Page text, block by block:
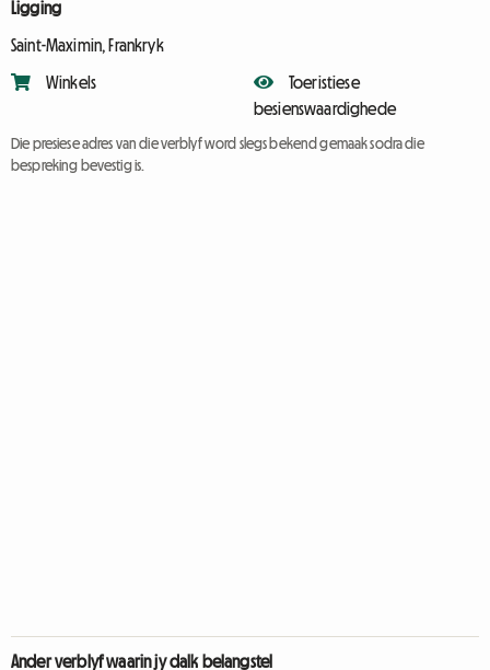
Ligging
Saint-Maximin, Frankryk
Winkels
Toeristiese
besienswaardighede
Die presiese adres van die verblyf word slegs bekend gemaak sodra die
bespreking bevestig is.
Ander verblyf waarin jy dalk belangstel